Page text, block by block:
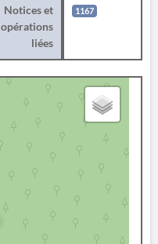
Notices et
opérations
liées
1167